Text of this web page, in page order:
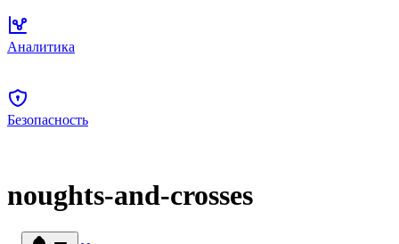
Аналитика
Безопасность
noughts-and-crosses